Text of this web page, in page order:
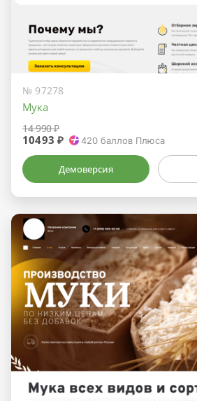
№ 97278
Мука
14 990 ₽
10493 ₽ 420 баллов Плюса
Демоверсия